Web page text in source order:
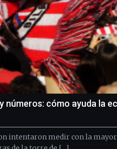
la
ciudad
de
monólogos,
exposiciones,
conferencias,
docufórums
y
espectáculos
ciencia
16
de
septiembre
números: cómo ayuda la
intentaron medir con la